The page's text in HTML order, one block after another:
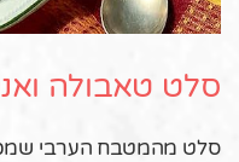
סלט טאבולה
סלט מהמטבח הערבי